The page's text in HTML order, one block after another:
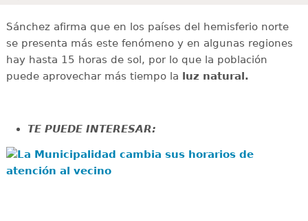
Sánchez afirma que en los países del hemisferio norte
se presenta más este fenómeno y en algunas regiones
hay hasta 15 horas de sol, por lo que la población
puede aprovechar más tiempo la luz natural.
TE PUEDE INTERESAR:
La Municipalidad cambia sus horarios de
atención al vecino